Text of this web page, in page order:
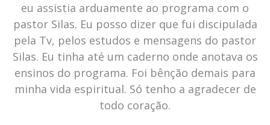
eu assistia arduamente ao programa com o
pastor Silas. Eu posso dizer que fui discipulada
pela Tv, pelos estudos e mensagens do pastor
Silas. Eu tinha até um caderno onde anotava os
ensinos do programa. Foi bênção demais para
minha vida espiritual. Só tenho a agradecer de
todo coração.